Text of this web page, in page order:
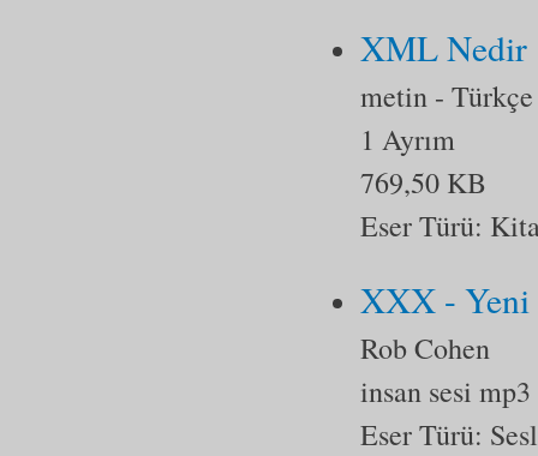
XML Nedir
metin - Türkçe
1 Ayrım
769,50 KB
Eser Türü:
XXX -
Rob Cohen
insan sesi mp3
Eser Türü: